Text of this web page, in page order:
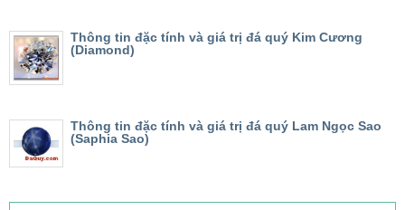
Thông tin đặc tính và giá trị đá quý Kim Cương
(Diamond)
Thông tin đặc tính và giá trị đá quý Lam Ngọc Sao
(Saphia Sao)